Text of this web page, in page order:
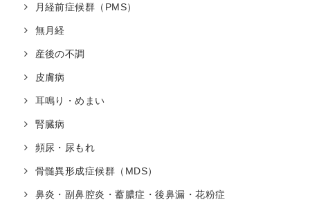
月経前症候群（PMS）
無月経
産後の不調
皮膚病
耳鳴り・めまい
腎臓病
頻尿・尿もれ
骨髄異形成症候群（MDS）
鼻炎・副鼻腔炎・蓄膿症・後鼻漏・花粉症